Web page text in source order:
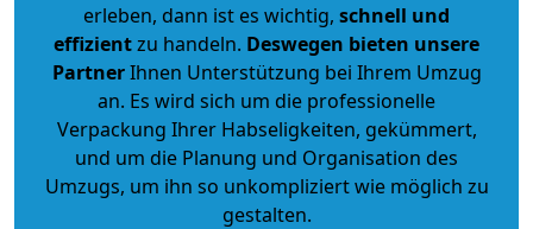
erleben, dann ist es wichtig, schnell und
effizientzu handeln. Deswegen bieten unsere
PartnerIhnen Unterstützung bei Ihrem Umzug
an. Es wird sich um die professionelle
Verpackung Ihrer Habseligkeiten, gekümmert,
und um die Planung und Organisation des
Umzugs, um ihn so unkompliziert wie möglich zu
gestalten.